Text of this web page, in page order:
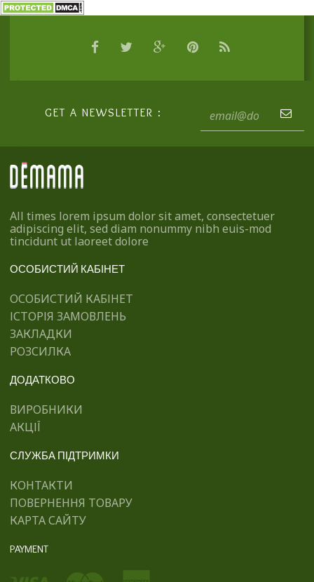
GET A NEWSLETTER :
All times lorem ipsum dolor sit amet, consectetuer
adipiscing elit, sed diam nonummy nibh euis-mod
tincidunt ut laoreet dolore
ОСОБИСТИЙ КАБІНЕТ
ОСОБИСТИЙ КАБІНЕТ
ІСТОРІЯ ЗАМОВЛЕНЬ
ЗАКЛАДКИ
РОЗСИЛКА
ДОДАТКОВО
ВИРОБНИКИ
АКЦІЇ
СЛУЖБА ПІДТРИМКИ
КОНТАКТИ
ПОВЕРНЕННЯ ТОВАРУ
КАРТА САЙТУ
PAYMENT